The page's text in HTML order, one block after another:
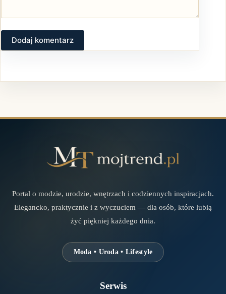
Dodaj komentarz
Portal o modzie, urodzie, wnętrzach i codziennych inspiracjach.
Elegancko, praktycznie i z wyczuciem — dla osób, które lubią
żyć piękniej każdego dnia.
Moda • Uroda • Lifestyle
Serwis